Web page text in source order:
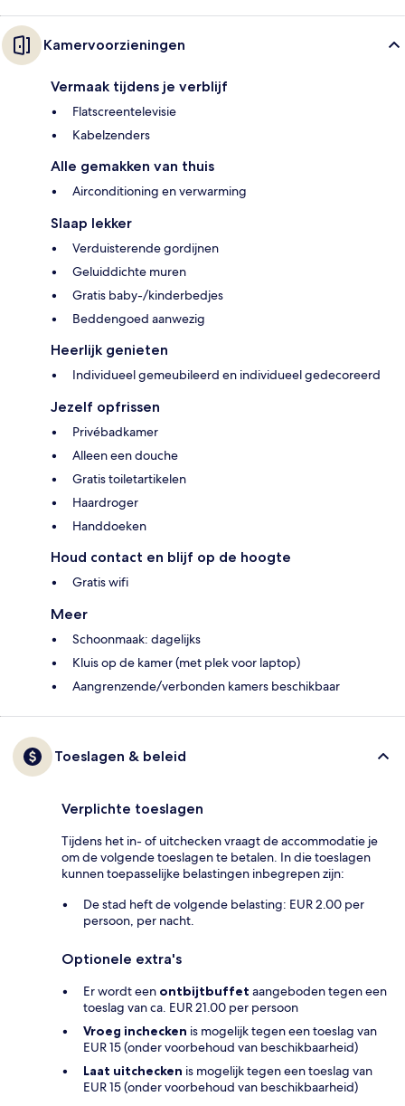
Kamervoorzieningen
Vermaak tijdens je verblijf
Flatscreentelevisie
Kabelzenders
Alle gemakken van thuis
Airconditioning en verwarming
Slaap lekker
Verduisterende gordijnen
Geluiddichte muren
Gratis baby-/kinderbedjes
Beddengoed aanwezig
Heerlijk genieten
Individueel gemeubileerd en individueel gedecoreerd
Jezelf opfrissen
Privébadkamer
Alleen een douche
Gratis toiletartikelen
Haardroger
Handdoeken
Houd contact en blijf op de hoogte
Gratis wifi
Meer
Schoonmaak: dagelijks
Kluis op de kamer (met plek voor laptop)
Aangrenzende/verbonden kamers beschikbaar
Toeslagen & beleid
Verplichte toeslagen
Tijdens het in- of uitchecken vraagt de accommodatie je
om de volgende toeslagen te betalen. In die toeslagen
kunnen toepasselijke belastingen inbegrepen zijn:
De stad heft de volgende belasting: EUR 2.00 per
persoon, per nacht.
Optionele extra's
Er wordt een ontbijtbuffet aangeboden tegen een
toeslag van ca. EUR 21.00 per persoon
Vroeg inchecken is mogelijk tegen een toeslag van
EUR 15 (onder voorbehoud van beschikbaarheid)
Laat uitchecken is mogelijk tegen een toeslag van
EUR 15 (onder voorbehoud van beschikbaarheid)